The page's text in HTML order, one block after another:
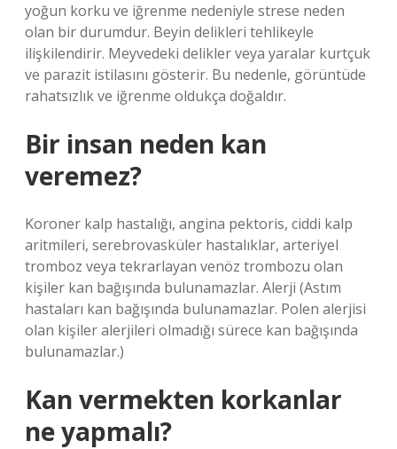
yoğun korku ve iğrenme nedeniyle strese neden
olan bir durumdur. Beyin delikleri tehlikeyle
ilişkilendirir. Meyvedeki delikler veya yaralar kurtçuk
ve parazit istilasını gösterir. Bu nedenle, görüntüde
rahatsızlık ve iğrenme oldukça doğaldır.
Bir insan neden kan
veremez?
Koroner kalp hastalığı, angina pektoris, ciddi kalp
aritmileri, serebrovasküler hastalıklar, arteriyel
tromboz veya tekrarlayan venöz trombozu olan
kişiler kan bağışında bulunamazlar. Alerji (Astım
hastaları kan bağışında bulunamazlar. Polen alerjisi
olan kişiler alerjileri olmadığı sürece kan bağışında
bulunamazlar.)
Kan vermekten korkanlar
ne yapmalı?